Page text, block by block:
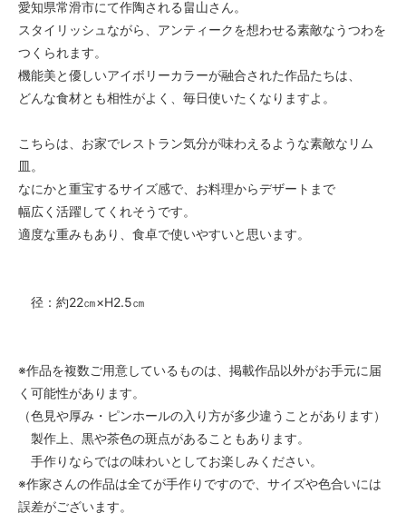
愛知県常滑市にて作陶される畠山さん。
スタイリッシュながら、アンティークを想わせる素敵なうつわを
つくられます。
機能美と優しいアイボリーカラーが融合された作品たちは、
どんな食材とも相性がよく、毎日使いたくなりますよ。
こちらは、お家でレストラン気分が味わえるような素敵なリム
皿。
なにかと重宝するサイズ感で、お料理からデザートまで
幅広く活躍してくれそうです。
適度な重みもあり、食卓で使いやすいと思います。
径：約22㎝×H2.5㎝
※作品を複数ご用意しているものは、掲載作品以外がお手元に届
く可能性があります。
（色見や厚み・ピンホールの入り方が多少違うことがあります）
製作上、黒や茶色の斑点があることもあります。
手作りならではの味わいとしてお楽しみください。
※作家さんの作品は全てが手作りですので、サイズや色合いには
誤差がございます。